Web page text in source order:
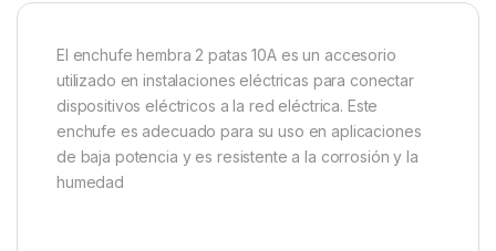
El enchufe hembra 2 patas 10A es un accesorio
utilizado en instalaciones eléctricas para conectar
dispositivos eléctricos a la red eléctrica. Este
enchufe es adecuado para su uso en aplicaciones
de baja potencia y es resistente a la corrosión y la
humedad